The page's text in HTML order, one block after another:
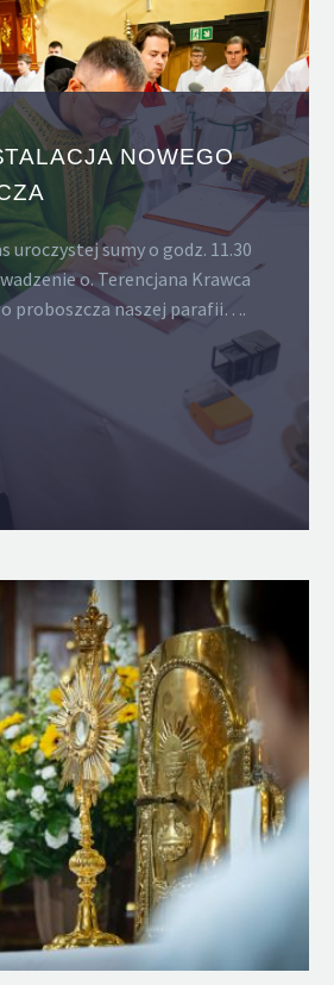
NOWEGO
uroczystej sumy o godz. 11.30
o. Terencjana Krawca
proboszcza naszej parafii….